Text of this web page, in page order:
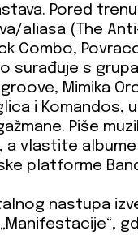
Pored
aliasa (The
Combo,
surađuje s
Mimika
i Komandos,
Piše
a vlastite
platforme
nastupa